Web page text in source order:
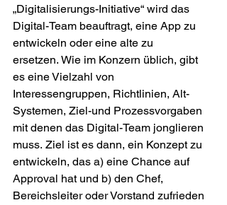
„Digitalisierungs-Initiative“ wird das
Digital-Team beauftragt, eine App zu
entwickeln oder eine alte zu
ersetzen. Wie im Konzern üblich, gibt
es eine Vielzahl von
Interessengruppen, Richtlinien, Alt-
Systemen, Ziel-und Prozessvorgaben
mit denen das Digital-Team jonglieren
muss. Ziel ist es dann, ein Konzept zu
entwickeln, das a) eine Chance auf
Approval hat und b) den Chef,
Bereichsleiter oder Vorstand zufrieden